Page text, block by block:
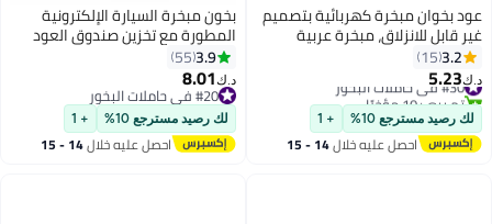
بخوان مبخرة كهربائية بتصميم
للانزلاق، مبخرة عربية
الشحن
3.2
15
5.23
البخور
بيع +10 مؤخرًا
البخور مسترجع 10% + 1
احصل عليه خلال 14 - 15
بخون مبخرة السيارة الإلكترونية
المطورة مع تخزين صندوق العود
ووظيفة القفل الآمن - X021
3.9
55
8.01
#20 في حاملات البخور
#20 في حاملات البخور
لك رصيد مسترجع 10% + 1
احصل عليه خلال 14 - 15